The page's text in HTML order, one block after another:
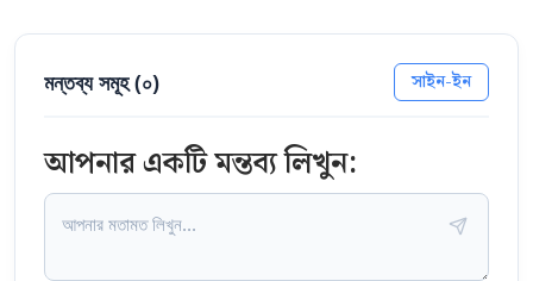
মন্তব্য সমূহ (০) সাইন-ইন
আপনার একটি মন্তব্য লিখুন: